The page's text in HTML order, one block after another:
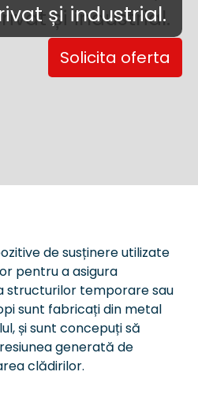
și industrial.
Solicita oferta
de susținere utilizate
pentru a asigura
structurilor temporare sau
sunt fabricați din metal
și sunt concepuți să
generată de
clădirilor.